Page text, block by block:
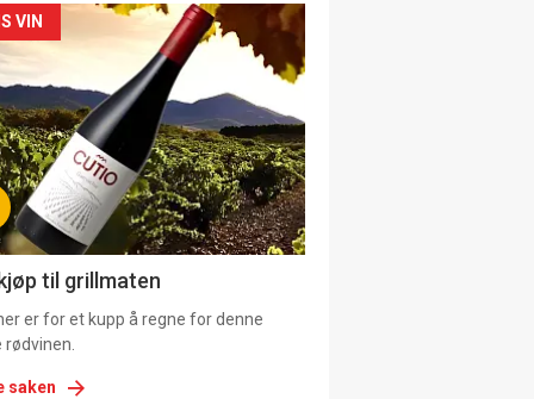
VIN
til grillmaten
er for et kupp å regne for denne
rødvinen.
saken